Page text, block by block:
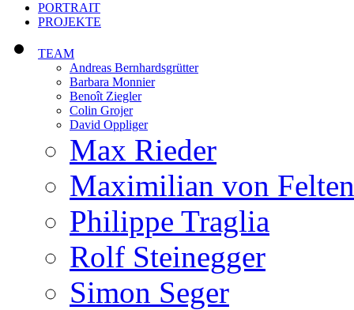
PORTRAIT
PROJEKTE
TEAM
Andreas Bernhardsgrütter
Barbara Monnier
Benoît Ziegler
Colin Grojer
David Oppliger
Max Rieder
Maximilian von Felten
Philippe Traglia
Rolf Steinegger
Simon Seger